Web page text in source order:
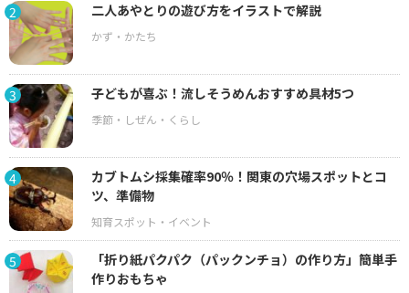
2 二人あやとりの遊び方をイラストで解説
3 子どもが喜ぶ！流しそうめんおすすめ具材5つ
4
カブトムシ採集確率90％！関東の穴場スポットとコ
ツ、準備物
5
「折り紙パクパク（パックンチョ）の作り方」簡単手
作りおもちゃ